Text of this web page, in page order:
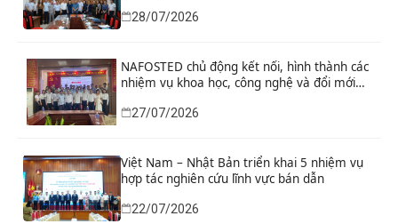
phát triển thực tiễn
28/07/2026
NAFOSTED chủ động kết nối, hình thành các
nhiệm vụ khoa học, công nghệ và đổi mới
Bình
27/07/2026
Việt Nam – Nhật Bản triển khai 5 nhiệm vụ
hợp tác nghiên cứu lĩnh vực bán dẫn
22/07/2026